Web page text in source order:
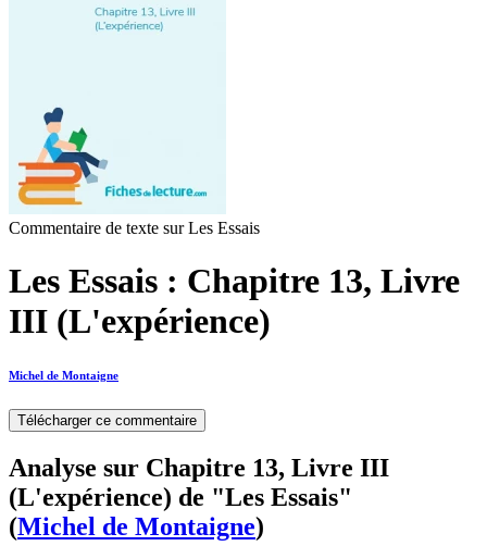
Commentaire de texte sur Les Essais
Les Essais : Chapitre 13, Livre
III (L'expérience)
Michel de Montaigne
Télécharger ce commentaire
Analyse sur Chapitre 13, Livre III
(L'expérience) de "Les Essais"
(Michel de Montaigne)